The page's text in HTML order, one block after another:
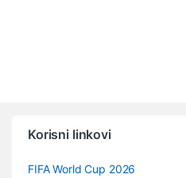
Korisni linkovi
FIFA World Cup 2026